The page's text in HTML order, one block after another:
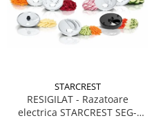
STARCREST
RESIGILAT - Razatoare
electrica STARCREST SEG-